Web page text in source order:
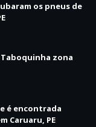
os pneus de
zona
é encontrada
Caruaru, PE